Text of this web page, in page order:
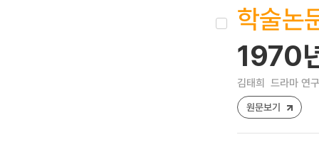
학술논
1970
김태희 드라마 연
원문보기